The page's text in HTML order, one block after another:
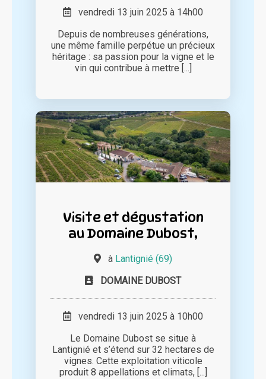
vendredi 13 juin 2025 à 14h00
Depuis de nombreuses générations,
une même famille perpétue un précieux
héritage : sa passion pour la vigne et le
vin qui contribue à mettre [...]
Visite et dégustation
au Domaine Dubost,
à Lantignié (69)
DOMAINE DUBOST
vendredi 13 juin 2025 à 10h00
Le Domaine Dubost se situe à
Lantignié et s’étend sur 32 hectares de
vignes. Cette exploitation viticole
produit 8 appellations et climats, [...]